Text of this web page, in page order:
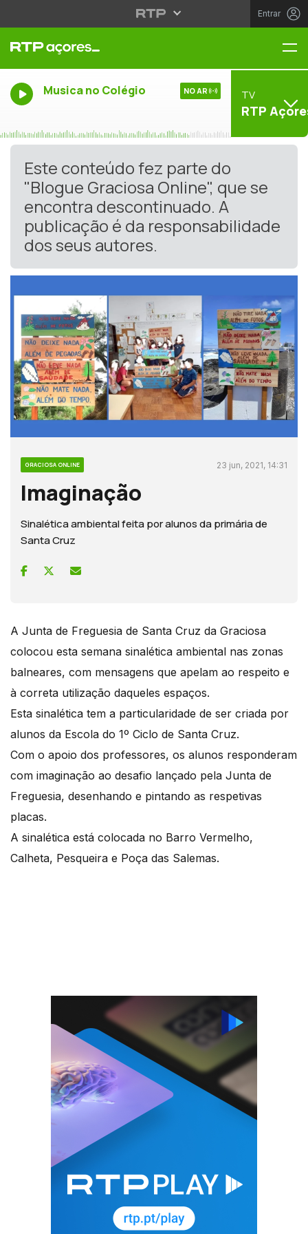
Entrar
Musica no Colégio NO AR TV
RTP
Este conteúdo fez parte do
"Blogue Graciosa Online", que se
encontra descontinuado. A
publicação é da responsabilidade
dos seus autores.
GRACIOSA ONLINE 23 jun, 2021, 14:31
Imaginação
Sinalética ambiental feita por alunos da primária de
Santa Cruz
A Junta de Freguesia de Santa Cruz da Graciosa
colocou esta semana sinalética ambiental nas zonas
balneares, com mensagens que apelam ao respeito e
à correta utilização daqueles espaços.
Esta sinalética tem a particularidade de ser criada por
alunos da Escola do 1º Ciclo de Santa Cruz.
Com o apoio dos professores, os alunos responderam
com imaginação ao desafio lançado pela Junta de
Freguesia, desenhando e pintando as respetivas
placas.
A sinalética está colocada no Barro Vermelho,
Calheta, Pesqueira e Poça das Salemas.